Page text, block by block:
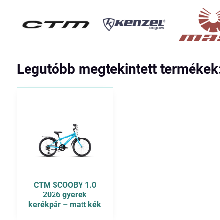
Legutóbb megtekintett
CTM SCOOBY 1.0
2026 gyerek
kerékpár – matt kék